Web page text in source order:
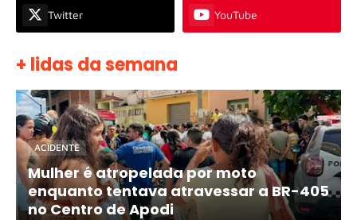
Twitter YouTube
+ lidas da semana
ACIDENTE
Mulher é atropelada por moto
enquanto tentava atravessar a BR-405
no Centro de Apodi